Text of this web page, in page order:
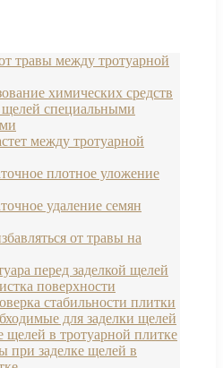
травы между тротуарной
химических средств
щелей специальными
между тротуарной
плотное уложение
удаление семян
от травы на
перед заделкой щелей
поверхности
стабильности плитки
для заделки щелей
щелей в тротуарной плитке
при заделке щелей в